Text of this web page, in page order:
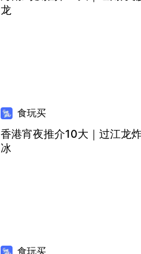
龙
食玩买
香港宵夜推介10大｜过江龙
冰
食玩买